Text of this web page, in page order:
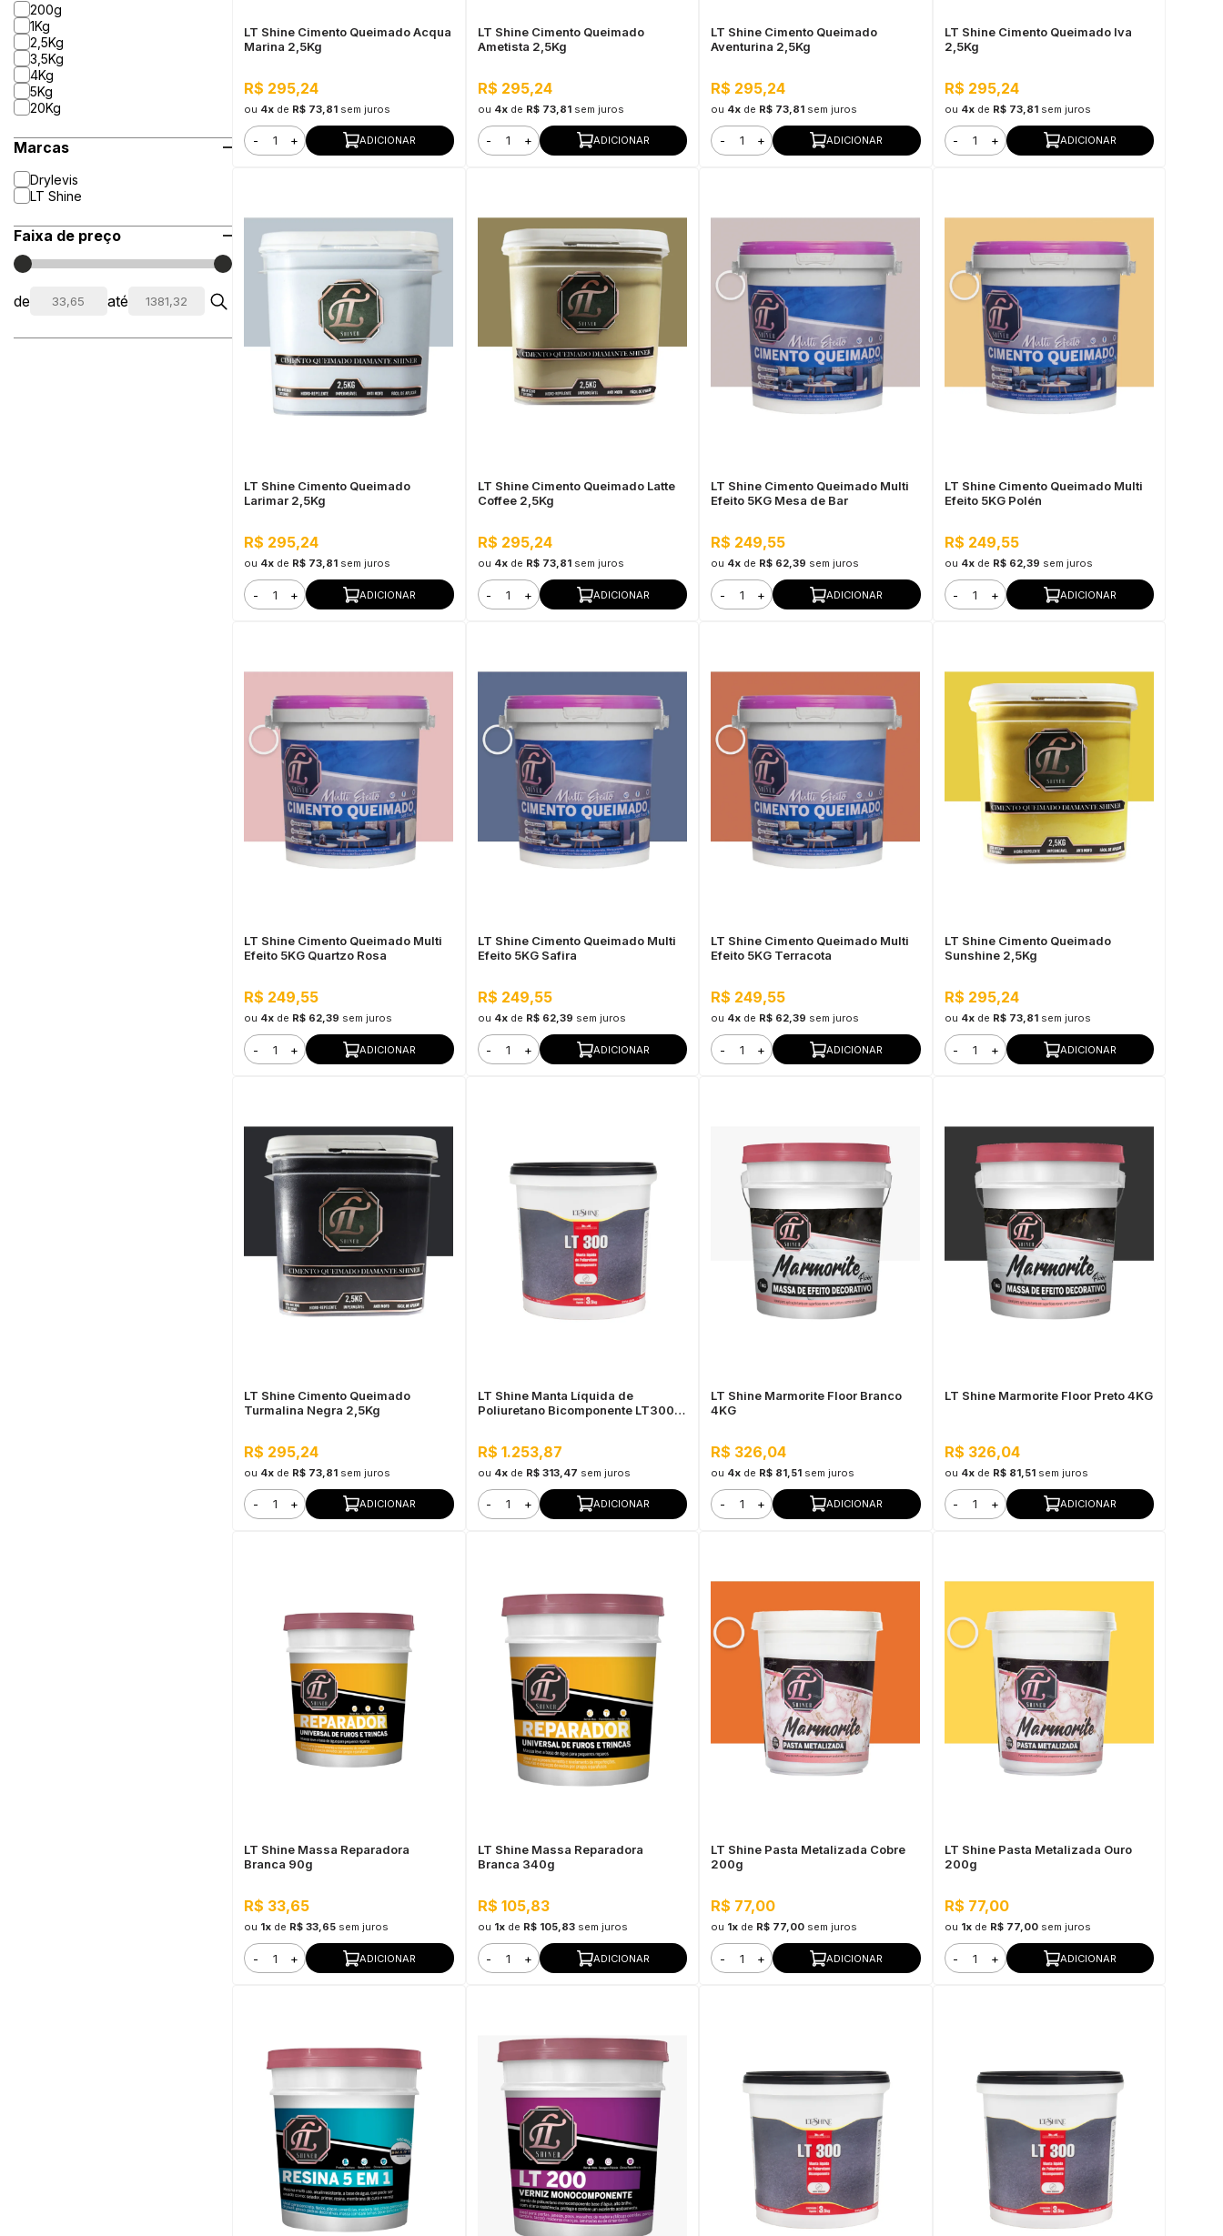
200g
1Kg
2,5Kg
3,5Kg
4Kg
5Kg
20Kg
Marcas
Drylevis
LT Shine
Faixa de preço
de até
LT Shine Cimento Queimado Acqua
Marina 2,5Kg
R$ 295,24
ou 4x de R$ 73,81 sem juros
- + ADICIONAR
LT Shine Cimento Queimado
Ametista 2,5Kg
R$ 295,24
ou 4xde R$ 73,81 sem juros
- + ADICIONAR
LT Shine Cimento Queimado
Aventurina 2,5Kg
R$ 295,24
ou 4x de R$ 73,81 sem juros
- + ADICIONAR
LT Shine Cimento Queimado Iva
2,5Kg
R$ 295,24
ou 4xde R$ 73,81 sem juros
- + ADICIONAR
LT Shine Cimento Queimado
Larimar 2,5Kg
R$ 295,24
ou 4x de R$ 73,81 sem juros
- + ADICIONAR
LT Shine Cimento Queimado Latte
Coffee 2,5Kg
R$ 295,24
ou 4xde R$ 73,81 sem juros
- + ADICIONAR
LT Shine Cimento Queimado Multi
Efeito 5KG Mesa de Bar
R$ 249,55
ou 4x de R$ 62,39 sem juros
- + ADICIONAR
LT Shine Cimento Queimado Multi
Efeito 5KG Polén
R$ 249,55
ou 4xde R$ 62,39 sem juros
- + ADICIONAR
LT Shine Cimento Queimado Multi
Efeito 5KG Quartzo Rosa
R$ 249,55
ou 4x de R$ 62,39 sem juros
- + ADICIONAR
LT Shine Cimento Queimado Multi
Efeito 5KG Safira
R$ 249,55
ou 4xde R$ 62,39 sem juros
- + ADICIONAR
LT Shine Cimento Queimado Multi
Efeito 5KG Terracota
R$ 249,55
ou 4x de R$ 62,39 sem juros
- + ADICIONAR
LT Shine Cimento Queimado
Sunshine 2,5Kg
R$ 295,24
ou 4xde R$ 73,81 sem juros
- + ADICIONAR
LT Shine Cimento Queimado
Turmalina Negra 2,5Kg
R$ 295,24
ou 4x de R$ 73,81 sem juros
- + ADICIONAR
LT Shine Manta Líquida de
Poliuretano Bicomponente LT300
R$ 1.253,87
ou 4xde R$ 313,47 sem juros
- + ADICIONAR
LT Shine Marmorite Floor Branco
4KG
R$ 326,04
ou 4x de R$ 81,51 sem juros
- + ADICIONAR
LT Shine Marmorite Floor Preto 4KG
R$ 326,04
ou 4xde R$ 81,51 sem juros
- + ADICIONAR
LT Shine Massa Reparadora
Branca 90g
R$ 33,65
ou 1x de R$ 33,65 sem juros
- + ADICIONAR
LT Shine Massa Reparadora
Branca 340g
R$ 105,83
ou 1xde R$ 105,83 sem juros
- + ADICIONAR
LT Shine Pasta Metalizada Cobre
200g
R$ 77,00
ou 1x de R$ 77,00 sem juros
- + ADICIONAR
LT Shine Pasta Metalizada Ouro
200g
R$ 77,00
ou 1xde R$ 77,00 sem juros
- + ADICIONAR